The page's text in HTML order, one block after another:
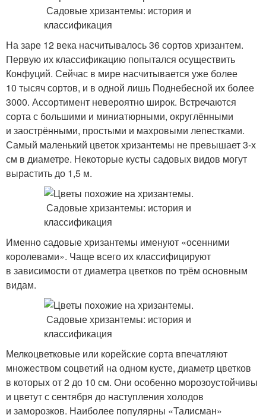
На заре 12 века насчитывалось 36 сортов хризантем.
Первую их классификацию попытался осуществить
Конфуций. Сейчас в мире насчитывается уже более
10 тысяч сортов, и в одной лишь Поднебесной их более
3000. Ассортимент невероятно широк. Встречаются
сорта с большими и миниатюрными, округлёнными
и заострёнными, простыми и махровыми лепестками.
Самый маленький цветок хризантемы не превышает 3-х
см в диаметре. Некоторые кусты садовых видов могут
вырастить до 1,5 м.
Именно садовые хризантемы именуют «осенними
королевами». Чаще всего их классифицируют
в зависимости от диаметра цветков по трём основным
видам.
Мелкоцветковые или корейские сорта впечатляют
множеством соцветий на одном кусте, диаметр цветков
в которых от 2 до 10 см. Они особенно морозоустойчивы
и цветут с сентября до наступления холодов
и заморозков. Наиболее популярны «Талисман»